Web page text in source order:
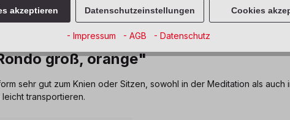
groß, orange"
sehr gut zum Knien oder Sitzen, sowohl in der Meditation als
transportieren.
akzeptieren Datenschutzeinstellungen Cookies
- Impressum - AGB - Datenschutz